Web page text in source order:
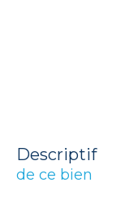
descriptif
de ce bien